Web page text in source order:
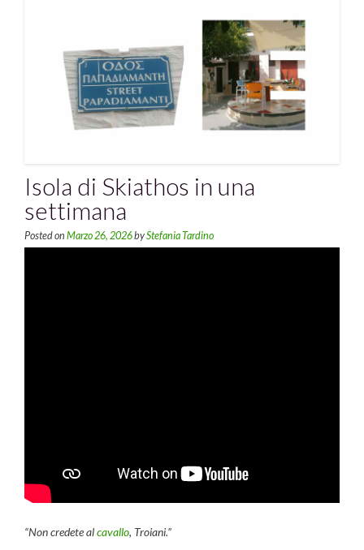
Isola di Skiathos in una
settimana
Posted on Marzo 26, 2026byStefania Tardino
“Non credete alcavallo, Troiani.”